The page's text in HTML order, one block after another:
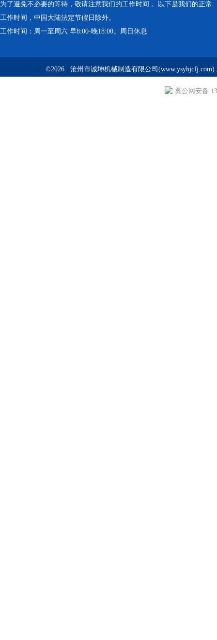
为了避免不必要的等待，敬请注意我们的工作时间 。以下是我们的正常
工作时间，中国大陆法定节假日除外。
工作时间：周一至周六 早8:00-晚18:00。周日休息
©2026 沧州市诚坤机械制造有限公司
冀公网安备